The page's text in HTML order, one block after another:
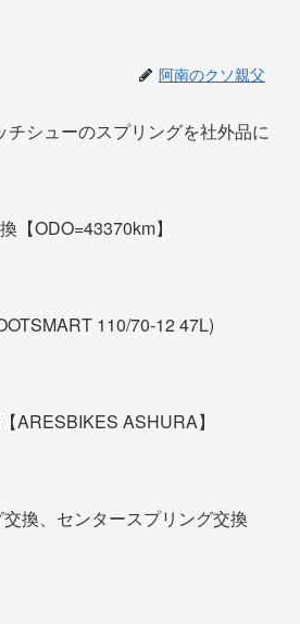
阿南のクソ親父
チシューのスプリングを社外品に
【ODO=43370km】
110/70-12 47L)
ARESBIKES ASHURA】
換、センタースプリング交換